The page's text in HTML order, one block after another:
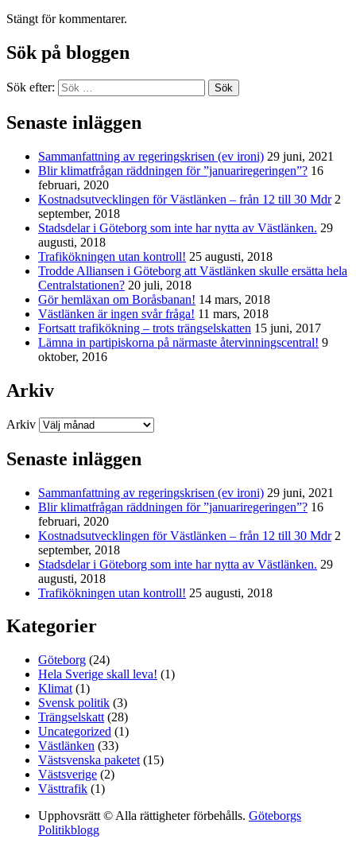
Stängt för kommentarer.
Sök på bloggen
Sök efter: Sök
Senaste inläggen
Sammanfattning av regeringskrisen (ev ironi) 29 juni, 2021
Blir klimatfrågan räddningen för ”januariregeringen”? 16
februari, 2020
Kostnadsutvecklingen för Västlänken – från 12 till 30 Mdr 2
september, 2018
Stadsdelar i Göteborg som inte har nytta av Västlänken. 29
augusti, 2018
Trafikökningen utan kontroll! 25 augusti, 2018
Trodde Alliansen i Göteborg att Västlänken skulle ersätta hela
Centralstationen? 20 juli, 2018
Gör hemläxan om Boråsbanan! 14 mars, 2018
Västlänken är ingen svår fråga! 11 mars, 2018
Fortsatt trafikökning – trots trängselskatten 15 juni, 2017
Lämna in partipiskorna på närmaste återvinningscentral! 9
oktober, 2016
Arkiv
Arkiv
Senaste inläggen
Sammanfattning av regeringskrisen (ev ironi) 29 juni, 2021
Blir klimatfrågan räddningen för ”januariregeringen”? 16
februari, 2020
Kostnadsutvecklingen för Västlänken – från 12 till 30 Mdr 2
september, 2018
Stadsdelar i Göteborg som inte har nytta av Västlänken. 29
augusti, 2018
Trafikökningen utan kontroll! 25 augusti, 2018
Kategorier
Göteborg (24)
Hela Sverige skall leva! (1)
Klimat (1)
Svensk politik (3)
Trängselskatt (28)
Uncategorized (1)
Västlänken (33)
Västsvenska paketet (15)
Västsverige (2)
Västtrafik (1)
Upphovsrätt © Alla rättigheter förbehålls. Göteborgs
Politikblogg